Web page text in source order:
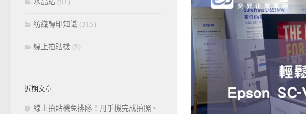
水晶貼 (91)
紡織轉印知識 (315)
線上拍貼機 (5)
近期文章
線上拍貼機免排隊！用手機完成拍照、